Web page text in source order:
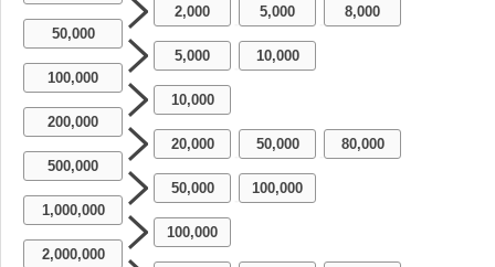
2,000
5,000
8,000
50,000
5,000
10,000
100,000
10,000
200,000
20,000
50,000
80,000
500,000
50,000
100,000
1,000,000
100,000
2,000,000